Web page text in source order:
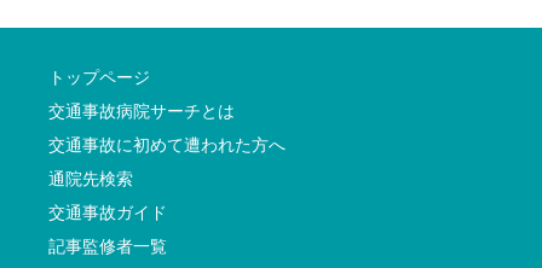
トップページ
交通事故病院サーチとは
交通事故に初めて遭われた方へ
通院先検索
交通事故ガイド
記事監修者一覧